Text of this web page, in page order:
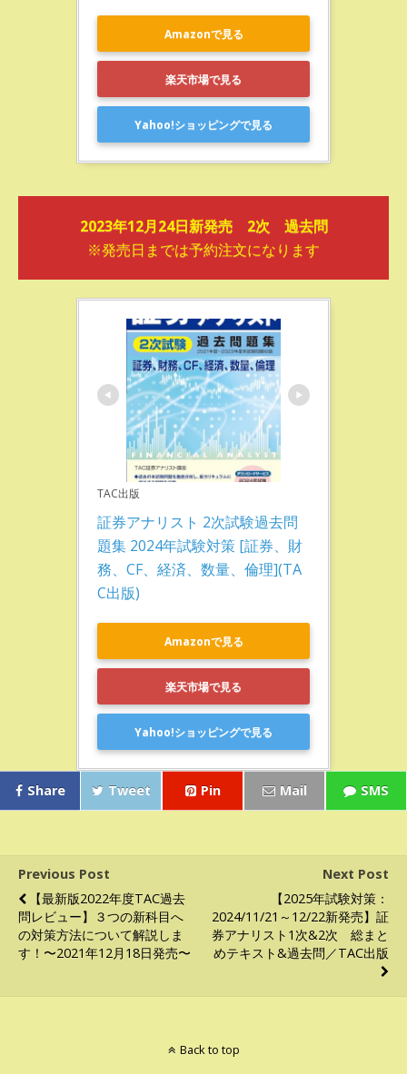
Amazonで見る
楽天市場で見る
Yahoo!ショッピングで見る
2023年12月24日新発売 2次 過去問
※発売日までは予約注文になります
TAC出版
証券アナリスト 2次試験過去問
題集 2024年試験対策 [証券、財
務、CF、経済、数量、倫理](TA
C出版)
Amazonで見る
楽天市場で見る
Yahoo!ショッピングで見る
Share Tweet Pin Mail SMS
Previous Post
【最新版2022年度TAC過去
問レビュー】３つの新科目へ
の対策方法について解説しま
す！〜2021年12月18日発売〜
Next Post
【2025年試験対策：
2024/11/21～12/22新発売】証
券アナリスト1次&2次 総まと
めテキスト&過去問／TAC出版
Back to top